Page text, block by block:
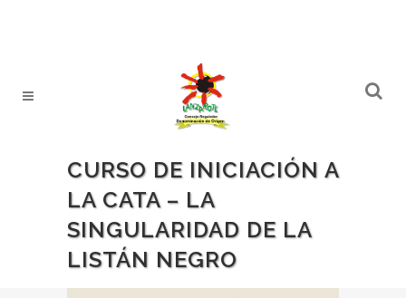
CURSO DE INICIACIÓN A
LA CATA – LA
SINGULARIDAD DE LA
LISTÁN NEGRO